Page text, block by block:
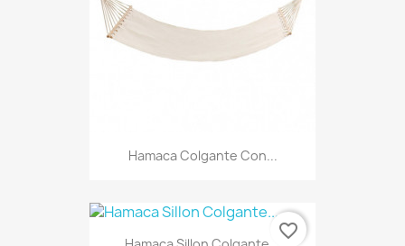
Hamaca Colgante Con...
favorite_border